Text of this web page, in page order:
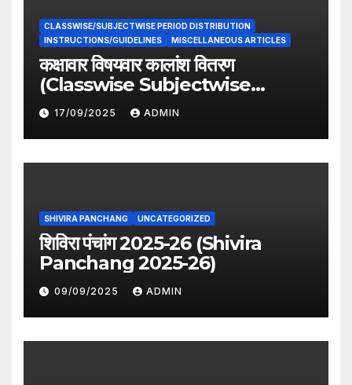
CLASSWISE/SUBJECTWISE PERIOD DISTRIBUTION
INSTRUCTIONS/GUIDELINES
MISCELLANEOUS ARTICLES
कक्षावार विषयवार कालांश वितरण
(Classwise Subjectwise
period distribution)
17/09/2025 ADMIN
SHIVIRA PANCHANG UNCATEGORIZED
शिविरा पंचांग 2025-26 (Shivira
Panchang 2025-26)
09/09/2025 ADMIN